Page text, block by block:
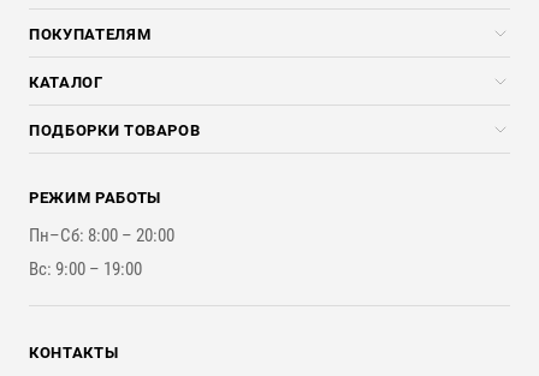
Компания
Услуги
ПОКУПАТЕЛЯМ
Скидки стройкомпаниям
Доставка и разгрузка
Оплата и Возврат
Наши работы
КАТАЛОГ
Погонажные изделия
Брикеты, Дрова, Стружка
Стройматериалы
Инструменты
ПОДБОРКИ ТОВАРОВ
Для бутерброда стены
Для наружной отделки
Для покрытия крыши
РЕЖИМ РАБОТЫ
Пн–Сб: 8:00 – 20:00
Вс: 9:00 – 19:00
КОНТАКТЫ